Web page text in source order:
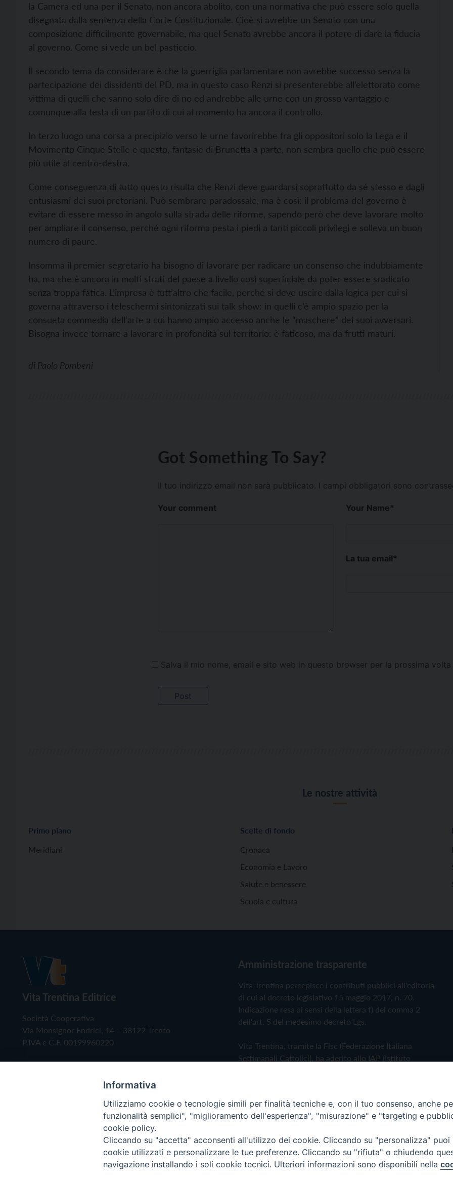
la Camera ed una per il Senato, non ancora abolito, con una normativa che può essere solo quella
disegnata dalla sentenza della Corte Costituzionale. Cioè si avrebbe un Senato con una
composizione difficilmente governabile, ma quel Senato avrebbe ancora il potere di dare la fiducia
al governo. Come si vede un bel pasticcio.
Il secondo tema da considerare è che la guerriglia parlamentare non avrebbe successo senza la
partecipazione dei dissidenti del PD, ma in questo caso Renzi si presenterebbe all’elettorato come
vittima di quelli che sanno solo dire di no ed andrebbe alle urne con un grosso vantaggio e
comunque alla testa di un partito di cui al momento ha ancora il controllo.
In terzo luogo una corsa a precipizio verso le urne favorirebbe fra gli oppositori solo la Lega e il
Movimento Cinque Stelle e questo, fantasie di Brunetta a parte, non sembra quello che può essere
più utile al centro-destra.
Come conseguenza di tutto questo risulta che Renzi deve guardarsi soprattutto da sé stesso e dagli
entusiasmi dei suoi pretoriani. Può sembrare paradossale, ma è così: il problema del governo è
evitare di essere messo in angolo sulla strada delle riforme, sapendo però che deve lavorare molto
per ampliare il consenso, perché ogni riforma pesta i piedi a tanti piccoli privilegi e solleva un buon
numero di paure.
Insomma il premier segretario ha bisogno di lavorare per radicare un consenso che indubbiamente
ha, ma che è ancora in molti strati del paese a livello così superficiale da poter essere sradicato
senza troppa fatica. L’impresa è tutt’altro che facile, perché si deve uscire dalla logica per cui si
governa attraverso i teleschermi sintonizzati sui talk show: in quelli c’è ampio spazio per la
consueta commedia dell’arte a cui hanno ampio accesso anche le “maschere” dei suoi avversari.
Bisogna invece tornare a lavorare in profondità sul territorio: è faticoso, ma da frutti maturi.
di Paolo Pombeni
Got Something To Say?
Il tuo indirizzo email non sarà pubblicato. I campi obbligatori sono
Your comment Your Name*
La tua email*
Salva il mio nome, email e sito web in questo browser per la prossima
Le nostre attività
Primo piano
Meridiani
Scelte di fondo
Cronaca
Economia e Lavoro
Salute e benessere
Scuola e cultura
Vita Trentina Editrice
Società Cooperativa
Via Monsignor Endrici, 14 – 38122 Trento
P.IVA e C.F. 00199960220
Amministrazione trasparente
Vita Trentina percepisce i contributi pubblici all'editoria
di cui al decreto legislativo 15 maggio 2017, n. 70.
Indicazione resa ai sensi della lettera f) del comma 2
dell'art. 5 del medesimo decreto Lgs.
Vita Trentina, tramite la Fisc (Federazione Italiana
Settimanali Cattolici), ha aderito allo IAP (Istituto
Privacy Policy Cookie Policy
Copyright © 2019 - Tutti i diritti riservati - Vita Trentina Editrice
Informativa
Utilizziamo cookie o tecnologie simili per finalità tecniche e, con il tuo consenso, anche
funzionalità semplici", "miglioramento dell'esperienza", "misurazione" e "targeting e
cookie policy.
Cliccando su "accetta" acconsenti all'utilizzo dei cookie. Cliccando su "personalizza"
cookie utilizzati e personalizzare le tue preferenze. Cliccando su "rifiuta" o chiudendo
navigazione installando i soli cookie tecnici. Ulteriori informazioni sono disponibili nella